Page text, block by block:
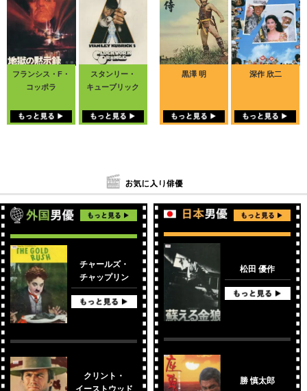
フランシス・F・
コッポラ
スタンリー・
キューブリック
黒澤 明 深作 欣二
チャールズ・
チャップリン
クリント・
イーストウッド
松田 優作
勝 慎太郎